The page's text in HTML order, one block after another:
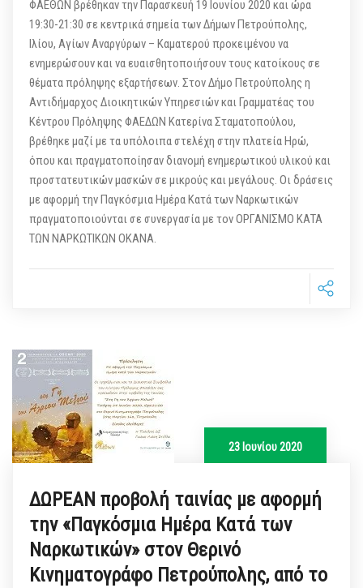
ΦΑΕΘΩΝ βρέθηκαν την Παρασκευή 19 Ιουνίου 2020 και ώρα
19:30-21:30 σε κεντρικά σημεία των Δήμων Πετρούπολης,
Ιλίου, Αγίων Αναργύρων – Καματερού προκειμένου να
ενημερώσουν και να ευαισθητοποιήσουν τους κατοίκους σε
θέματα πρόληψης εξαρτήσεων. Στον Δήμο Πετρούπολης η
Αντιδήμαρχος Διοικητικών Υπηρεσιών και Γραμματέας του
Κέντρου Πρόληψης ΦΑΕΔΩΝ Κατερίνα Σταματοπούλου,
βρέθηκε μαζί με τα υπόλοιπα στελέχη στην πλατεία Ηρώ,
όπου και πραγματοποίησαν διανομή ενημερωτικού υλικού και
προστατευτικών μασκών σε μικρούς και μεγάλους. Οι δράσεις
με αφορμή την Παγκόσμια Ημέρα Κατά των Ναρκωτικών
πραγματοποιούνται σε συνεργασία με τον ΟΡΓΑΝΙΣΜΟ ΚΑΤΑ
ΤΩΝ ΝΑΡΚΩΤΙΚΩΝ ΟΚΑΝΑ.
23 Ιουνίου 2020
ΔΩΡΕΑΝ προβολή ταινίας με αφορμή
την «Παγκόσμια Ημέρα Κατά των
Ναρκωτικών» στον Θερινό
Κινηματογράφο Πετρούπολης, από το